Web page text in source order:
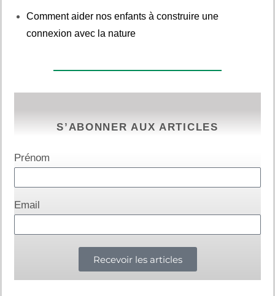
Comment aider nos enfants à construire une
connexion avec la nature
S’ABONNER AUX ARTICLES
Prénom
Email
Recevoir les articles